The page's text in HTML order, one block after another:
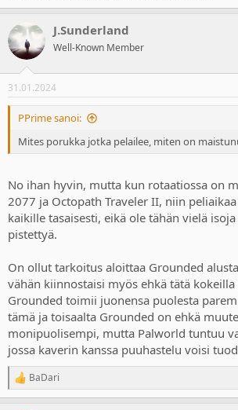
J.Sunderland
Well-Known Member
31.01.2024
PPrime sanoi:
Mites porukka jotka pelailee, miten on
No ihan hyvin, mutta kun rotaatiossa on
2077 ja Octopath Traveler II, niin
kaikille tasaisesti, eikä ole tähän vielä
pistettyä.
On ollut tarkoitus aloittaa Grounded
vähän kiinnostaisi myös ehkä tätä
Grounded toimii juonensa puolesta
tämä ja toisaalta Grounded on ehkä
monipuolisempi, mutta Palworld tuntuu
jossa kaverin kanssa puuhastelu voisi
R
e
BaDari